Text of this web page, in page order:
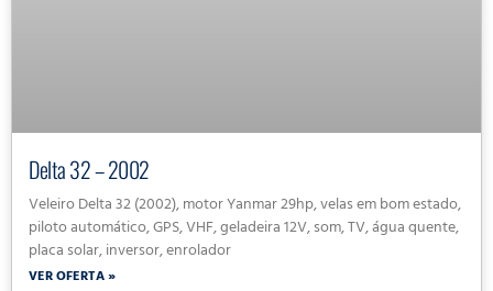
Delta 32 – 2002
Veleiro Delta 32 (2002), motor Yanmar 29hp, velas em bom estado,
piloto automático, GPS, VHF, geladeira 12V, som, TV, água quente,
placa solar, inversor, enrolador
VER OFERTA »